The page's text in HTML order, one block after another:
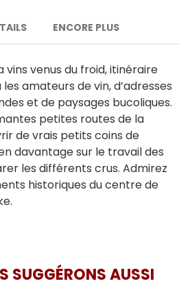
ENCORE PLUS
vins venus du froid, itinéraire
amateurs de vin, d’adresses
et de paysages bucoliques.
petites routes de la
de vrais petits coins de
davantage sur le travail des
les différents crus. Admirez
historiques du centre de
SUGGÉRONS AUSSI